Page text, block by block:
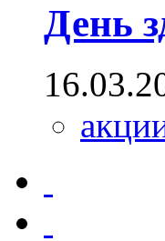
День